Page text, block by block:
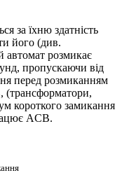
за їхню здатність
його (див.
автомат розмикає
пропускаючи від
перед розмиканням
(трансформатори,
короткого замикання
ACB.